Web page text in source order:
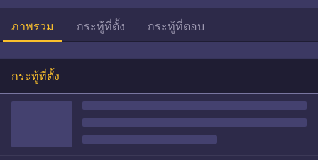
ภาพรวม กระทู้ที่ตั้ง กระทู้ที่ตอบ
กระทู้ที่ตั้ง